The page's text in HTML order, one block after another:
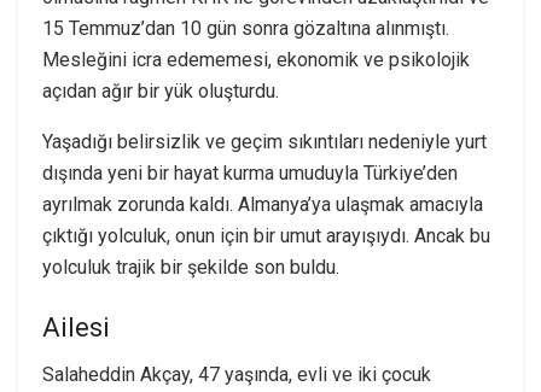
15 Temmuz’dan 10 gün sonra gözaltına alınmıştı.
Mesleğini icra edememesi, ekonomik ve psikolojik
açıdan ağır bir yük oluşturdu.
Yaşadığı belirsizlik ve geçim sıkıntıları nedeniyle yurt
dışında yeni bir hayat kurma umuduyla Türkiye’den
ayrılmak zorunda kaldı. Almanya’ya ulaşmak amacıyla
çıktığı yolculuk, onun için bir umut arayışıydı. Ancak bu
yolculuk trajik bir şekilde son buldu.
Ailesi
Salaheddin Akçay, 47 yaşında, evli ve iki çocuk